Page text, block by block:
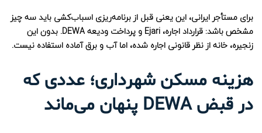
برای مستأجر ایرانی، این یعنی قبل از برنامه‌ریزی اسباب‌کشی باید سه چیز
مشخص باشد: قرارداد اجاره، Ejari و پرداخت ودیعه DEWA. بدون این
زنجیره، خانه از نظر قانونی اجاره شده، اما آب و برق آماده استفاده نیست.
هزینه مسکن شهرداری؛ عددی که
در قبض DEWA پنهان می‌ماند